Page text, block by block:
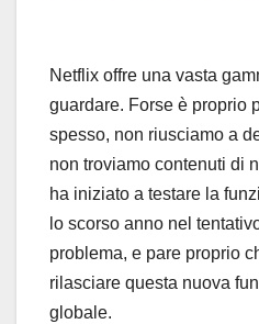
Netflix offre una vasta
guardare. Forse è proprio
spesso, non riusciamo a
non troviamo contenuti di
ha iniziato a testare la
lo scorso anno nel
problema, e pare proprio
rilasciare questa nuova
globale.